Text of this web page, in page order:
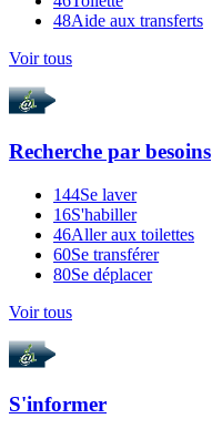
48Aide aux transferts
Voir tous
Recherche par besoins
144Se laver
16S'habiller
46Aller aux toilettes
60Se transférer
80Se déplacer
Voir tous
S'informer